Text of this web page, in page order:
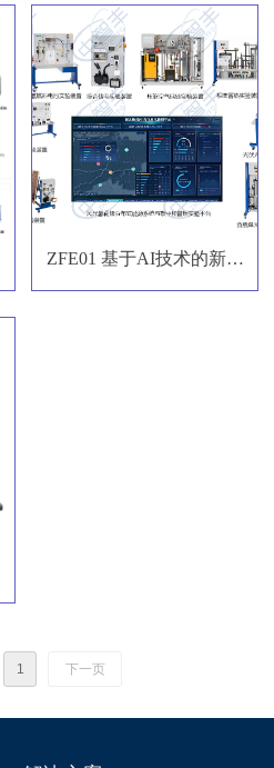
ZFE01 基于AI技术的新能
1 下一页